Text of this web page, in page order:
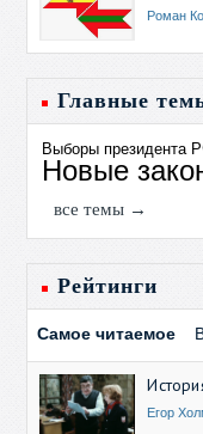
Роман
Главные
Выборы президента
Новые
все темы →
Рейтинги
Самое читаемое
Егор